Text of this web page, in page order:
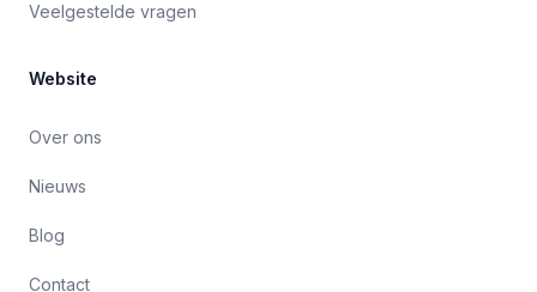
Veelgestelde vragen
Website
Over ons
Nieuws
Blog
Contact